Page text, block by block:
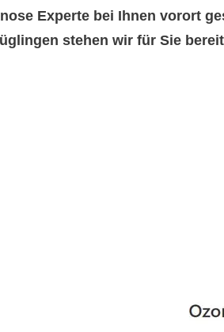
Experte bei Ihnen
stehen wir für Sie